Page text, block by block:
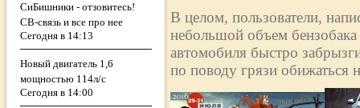
CиБишники - отзовитесь!
СB-связь и все про нее
Сегодня в 14:13
Новый двигатель 1,6
мощностью 114л/с
Сегодня в 14:00
В целом, пользователи,
небольшой объем бензобака
автомобиля быстро
по поводу грязи обижаться